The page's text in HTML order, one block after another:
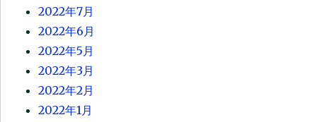
2022年7月
2022年6月
2022年5月
2022年3月
2022年2月
2022年1月